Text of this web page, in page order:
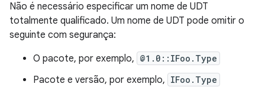
Não é necessário especificar um nome de UDT
totalmente qualificado. Um nome de UDT pode omitir o
seguinte com segurança:
O pacote, por exemplo, @1.0::IFoo.Type
Pacote e versão, por exemplo, IFoo.Type